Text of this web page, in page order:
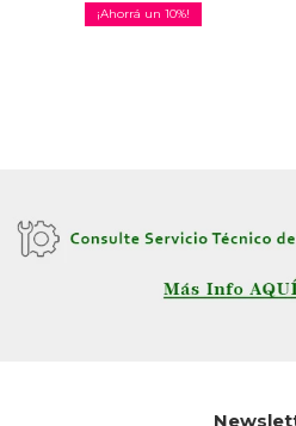
10